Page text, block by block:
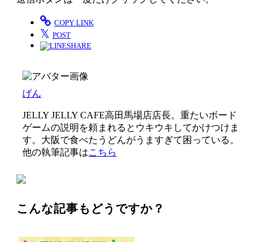
COPY LINK
𝕏 POST
SHARE
げん
JELLY JELLY CAFE高田馬場店店長。重たいボード
ゲームの説明を頼まれるとウキウキしてかけつけま
す。大阪で食べたうどんがうますぎて困っている。
他の執筆記事はこちら
こんな記事もどうですか？